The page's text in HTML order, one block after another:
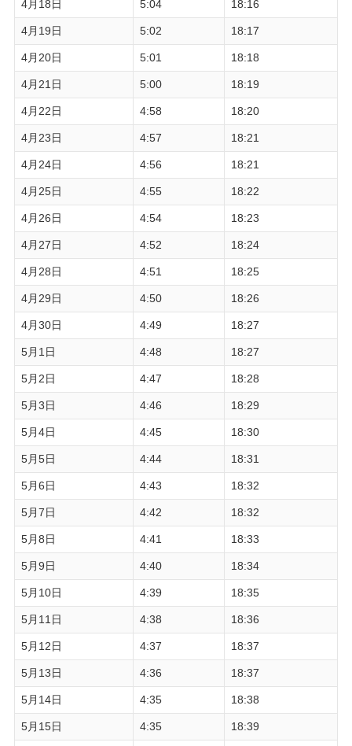
4月18日 5:04 18:16
4月19日 5:02 18:17
4月20日 5:01 18:18
4月21日 5:00 18:19
4月22日 4:58 18:20
4月23日 4:57 18:21
4月24日 4:56 18:21
4月25日 4:55 18:22
4月26日 4:54 18:23
4月27日 4:52 18:24
4月28日 4:51 18:25
4月29日 4:50 18:26
4月30日 4:49 18:27
5月1日 4:48 18:27
5月2日 4:47 18:28
5月3日 4:46 18:29
5月4日 4:45 18:30
5月5日 4:44 18:31
5月6日 4:43 18:32
5月7日 4:42 18:32
5月8日 4:41 18:33
5月9日 4:40 18:34
5月10日 4:39 18:35
5月11日 4:38 18:36
5月12日 4:37 18:37
5月13日 4:36 18:37
5月14日 4:35 18:38
5月15日 4:35 18:39